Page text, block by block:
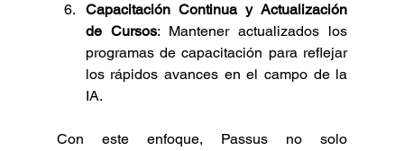
Capacitación Continua y Actualización
de Cursos: Mantener actualizados los
programas de capacitación para reflejar
los rápidos avances en el campo de la
IA.
Con este enfoque, Passus no solo